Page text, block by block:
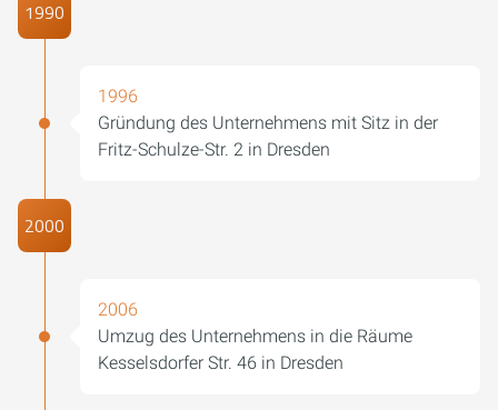
1990
1996
Gründung des Unternehmens mit Sitz in der
Fritz-Schulze-Str. 2 in Dresden
2000
2006
Umzug des Unternehmens in die Räume
Kesselsdorfer Str. 46 in Dresden